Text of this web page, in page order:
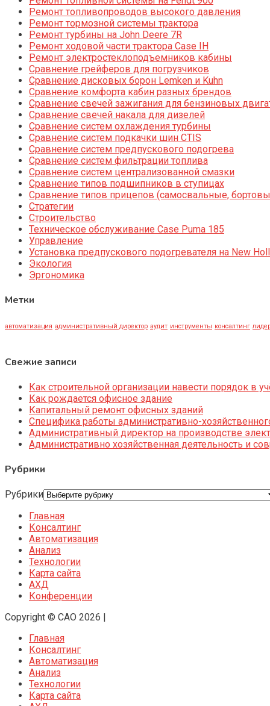
Ремонт топливопроводов высокого давления
Ремонт тормозной системы трактора
Ремонт турбины на John Deere 7R
Ремонт ходовой части трактора Case IH
Ремонт электростеклоподъемников кабины
Сравнение грейферов для погрузчиков
Сравнение дисковых борон Lemken и Kuhn
Сравнение комфорта кабин разных брендов
Сравнение свечей зажигания для бензиновых
Сравнение свечей накала для дизелей
Сравнение систем охлаждения турбины
Сравнение систем подкачки шин CTIS
Сравнение систем предпускового подогрева
Сравнение систем фильтрации топлива
Сравнение систем централизованной смазки
Сравнение типов подшипников в ступицах
Сравнение типов прицепов (самосвальные,
Стратегии
Строительство
Техническое обслуживание Case Puma 185
Управление
Установка предпускового подогревателя на New
Экология
Эргономика
Метки
автоматизация административный директор аудит инструменты консалтинг
Свежие записи
Как строительной организации навести порядок в
Как рождается офисное здание
Капитальный ремонт офисных зданий
Специфика работы административно-
Административный директор на производстве
Административно хозяйственная деятельность и
Рубрики
Рубрики
Главная
Консалтинг
Автоматизация
Анализ
Технологии
Карта сайта
АХД
Конференции
Copyright © CAO 2026
Главная
Консалтинг
Автоматизация
Анализ
Технологии
Карта сайта